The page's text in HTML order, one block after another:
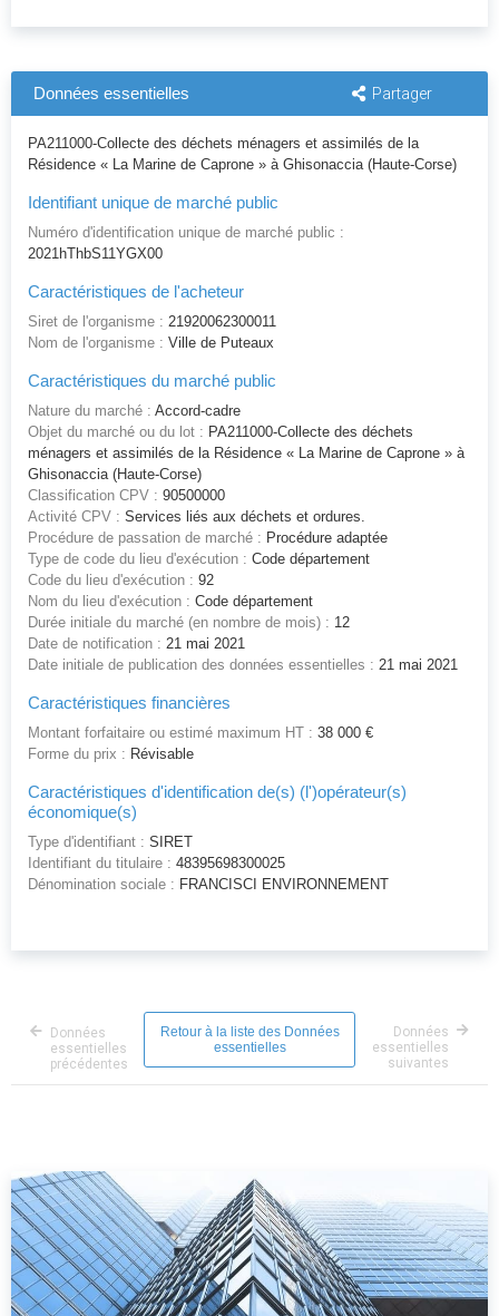
Données essentielles Partager
PA211000-Collecte des déchets ménagers et assimilés de la
Résidence « La Marine de Caprone » à Ghisonaccia (Haute-Corse)
Identifiant unique de marché public
Numéro d'identification unique de marché public :
2021hThbS11YGX00
Caractéristiques de l'acheteur
Siret de l'organisme : 21920062300011
Nom de l'organisme : Ville de Puteaux
Caractéristiques du marché public
Nature du marché : Accord-cadre
Objet du marché ou du lot : PA211000-Collecte des déchets
ménagers et assimilés de la Résidence « La Marine de Caprone » à
Ghisonaccia (Haute-Corse)
Classification CPV : 90500000
Activité CPV : Services liés aux déchets et ordures.
Procédure de passation de marché : Procédure adaptée
Type de code du lieu d'exécution : Code département
Code du lieu d'exécution : 92
Nom du lieu d'exécution : Code département
Durée initiale du marché (en nombre de mois) : 12
Date de notification : 21 mai 2021
Date initiale de publication des données essentielles : 21 mai 2021
Caractéristiques financières
Montant forfaitaire ou estimé maximum HT : 38 000 €
Forme du prix : Révisable
Caractéristiques d'identification de(s) (l')opérateur(s)
économique(s)
Type d'identifiant : SIRET
Identifiant du titulaire : 48395698300025
Dénomination sociale : FRANCISCI ENVIRONNEMENT
Données
essentielles
précédentes
Retour à la liste des Données
essentielles
Données
essentielles
suivantes